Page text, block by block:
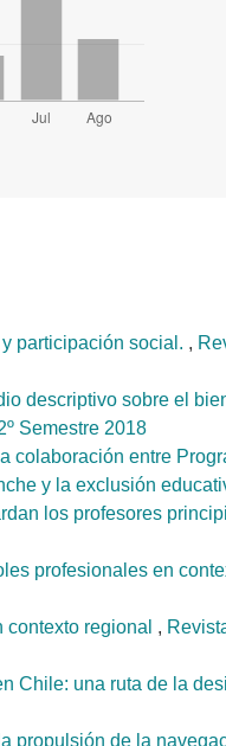
participación social. ,
descriptivo sobre el
Semestre 2018
colaboración entre
y la exclusión
los profesores
profesionales en
regional ,
Chile: una ruta de la
propulsión de la